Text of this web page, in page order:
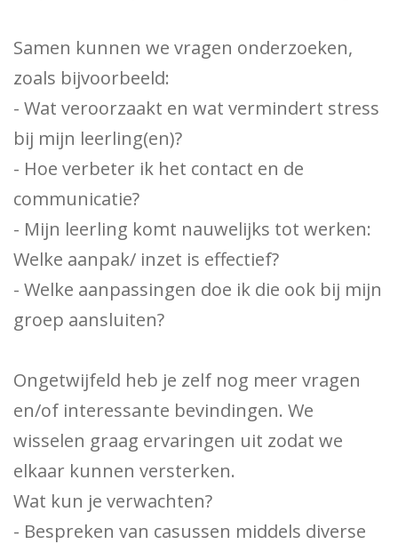
Samen kunnen we vragen onderzoeken,
zoals bijvoorbeeld:
- Wat veroorzaakt en wat vermindert stress
bij mijn leerling(en)?
- Hoe verbeter ik het contact en de
communicatie?
- Mijn leerling komt nauwelijks tot werken:
Welke aanpak/ inzet is effectief?
- Welke aanpassingen doe ik die ook bij mijn
groep aansluiten?
Ongetwijfeld heb je zelf nog meer vragen
en/of interessante bevindingen. We
wisselen graag ervaringen uit zodat we
elkaar kunnen versterken.
Wat kun je verwachten?
- Bespreken van casussen middels diverse